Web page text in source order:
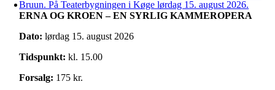
ERNA OG KROEN – EN SYRLIG KAMMEROPERA
Dato: lørdag 15. august 2026
Tidspunkt: kl. 15.00
Forsalg: 175 kr.